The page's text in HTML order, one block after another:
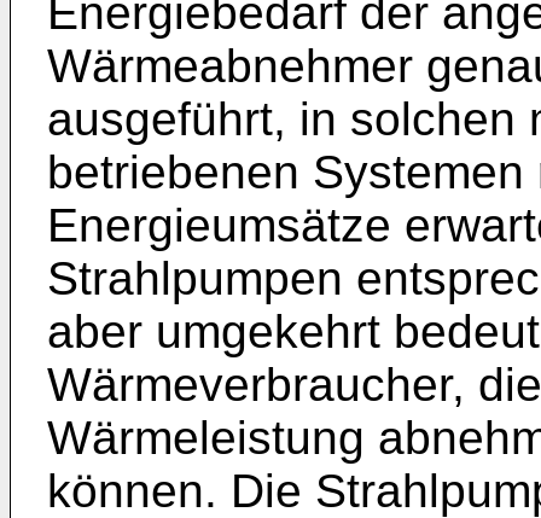
Energiebedarf der
Wärmeabnehmer
ausgeführt, in solchen
betriebenen
Energieumsätze
Strahlpumpen
aber umgekehrt
Wärmeverbraucher,
Wärmeleistung
können. Die